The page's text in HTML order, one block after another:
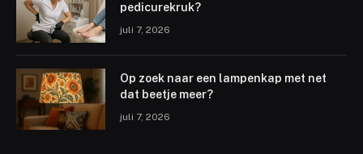
pedicurekruk?
juli 7, 2026
Op zoek naar een lampenkap met net
dat beetje meer?
juli 7, 2026